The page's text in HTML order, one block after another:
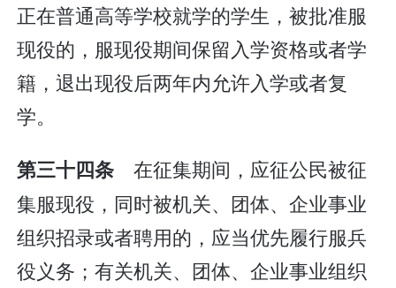
正在普通高等学校就学的学生，被批准服
现役的，服现役期间保留入学资格或者学
籍，退出现役后两年内允许入学或者复
学。
第三十四条 在征集期间，应征公民被征
集服现役，同时被机关、团体、企业事业
组织招录或者聘用的，应当优先履行服兵
役义务；有关机关、团体、企业事业组织